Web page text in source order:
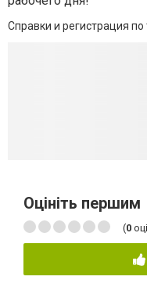
Справки и регистрация по
Оцініть першим
(0